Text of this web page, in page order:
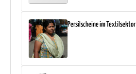
Persilscheine im Textilsektor